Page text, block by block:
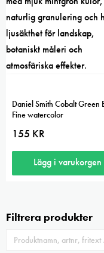
Daniel Smith Cobalt Green
Fine watercolor
155 KR
Lägg i varukorgen
Filtrera produkter